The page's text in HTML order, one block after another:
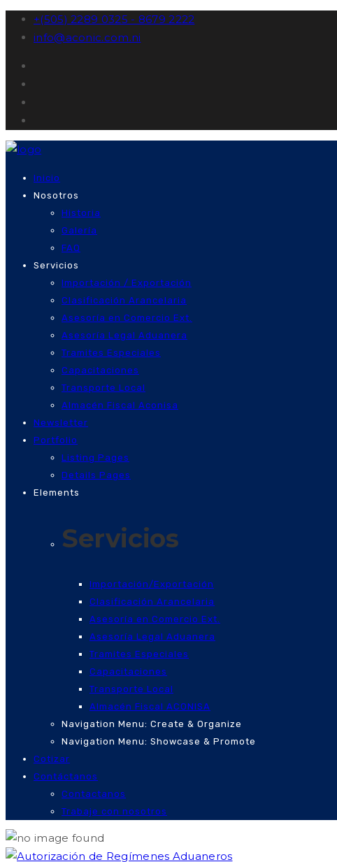
+(505) 2289 0325 - 8679 2222
info@aconic.com.ni
Inicio
Nosotros
Historia
Galería
FAQ
Servicios
Importación / Exportación
Clasificación Arancelaria
Asesoría en Comercio Ext.
Asesoría Legal Aduanera
Tramites Especiales
Capacitaciones
Transporte Local
Almacén Fiscal Aconisa
Newsletter
Portfolio
Listing Pages
Details Pages
Elements
Servicios
Importación/Exportación
Clasificación Arancelaria
Asesoría en Comercio Ext.
Asesoría Legal Aduanera
Tramites Especiales
Capacitaciones
Transporte Local
Almacén Fiscal ACONISA
Navigation Menu: Create & Organize
Navigation Menu: Showcase & Promote
Cotizar
Contáctanos
Contactanos
Trabaje con nosotros